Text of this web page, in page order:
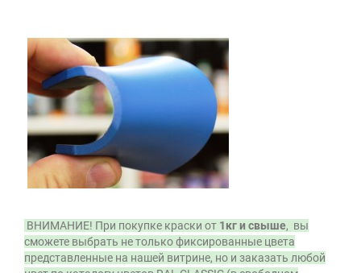
ВНИМАНИЕ! При покупке краски от 1кг и свыше, вы
сможете выбрать не только фиксированные цвета
представленные на нашей витрине, но и заказать любой